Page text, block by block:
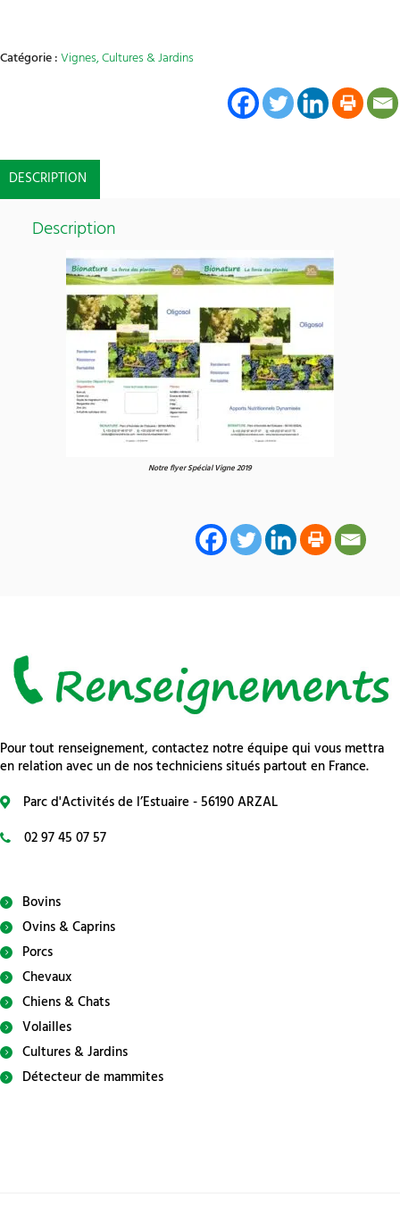
Catégorie :Vignes, Cultures & Jardins
DESCRIPTION
Description
Notre flyer Spécial Vigne 2019
Pour tout renseignement, contactez notre équipe qui vous mettra
en relation avec un de nos techniciens situés partout en France.
Parc d'Activités de l’Estuaire - 56190 ARZAL
02 97 45 07 57
Bovins
Ovins & Caprins
Porcs
Chevaux
Chiens & Chats
Volailles
Cultures & Jardins
Détecteur de mammites